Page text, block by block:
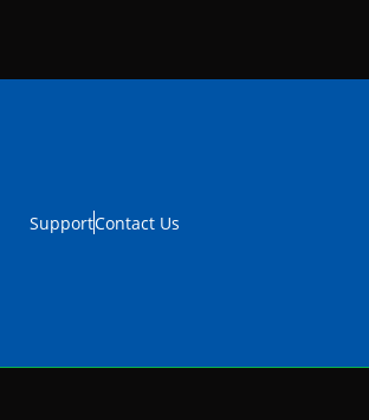
SupportContact Us